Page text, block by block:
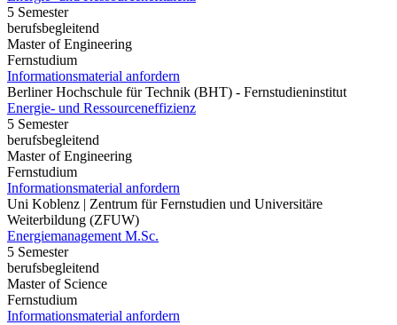
5 Semester
berufsbegleitend
Master of Engineering
Fernstudium
Informationsmaterial anfordern
Berliner Hochschule für Technik (BHT) - Fernstudieninstitut
Energie- und Ressourceneffizienz
5 Semester
berufsbegleitend
Master of Engineering
Fernstudium
Informationsmaterial anfordern
Uni Koblenz | Zentrum für Fernstudien und Universitäre
Weiterbildung (ZFUW)
Energiemanagement M.Sc.
5 Semester
berufsbegleitend
Master of Science
Fernstudium
Informationsmaterial anfordern